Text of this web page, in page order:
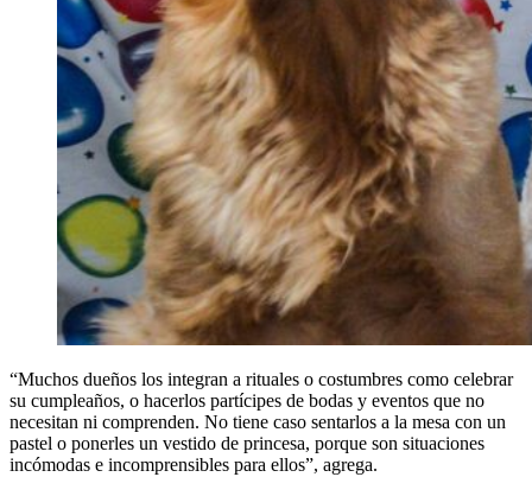
“Muchos dueños los integran a rituales o costumbres como celebrar
su cumpleaños, o hacerlos partícipes de bodas y eventos que no
necesitan ni comprenden. No tiene caso sentarlos a la mesa con un
pastel o ponerles un vestido de princesa, porque son situaciones
incómodas e incomprensibles para ellos”, agrega.